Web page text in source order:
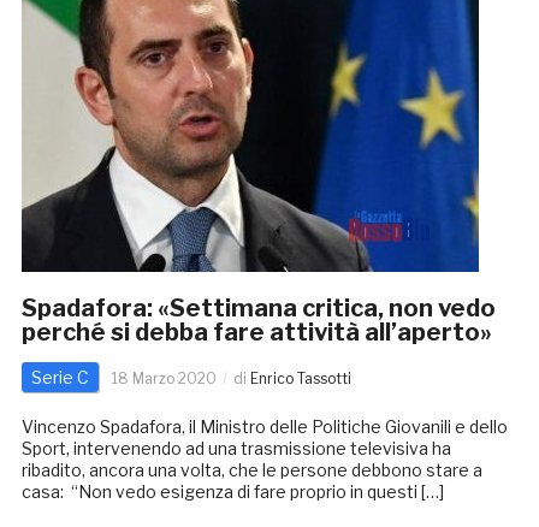
Spadafora: «Settimana critica, non vedo
perché si debba fare attività all’aperto»
Serie C 18 Marzo 2020 di Enrico Tassotti
Vincenzo Spadafora, il Ministro delle Politiche Giovanili e dello
Sport, intervenendo ad una trasmissione televisiva ha
ribadito, ancora una volta, che le persone debbono stare a
casa: “Non vedo esigenza di fare proprio in questi […]